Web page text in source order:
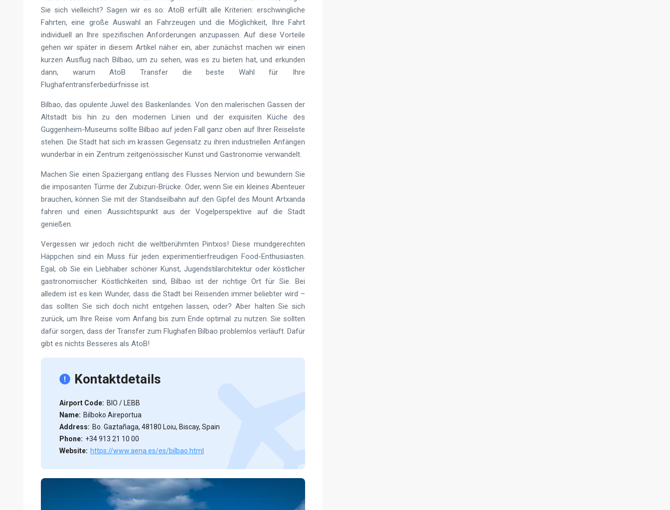
Sie sich vielleicht? Sagen wir es so: AtoB erfüllt alle Kriterien: erschwingliche
Fahrten, eine große Auswahl an Fahrzeugen und die Möglichkeit, Ihre Fahrt
individuell an Ihre spezifischen Anforderungen anzupassen. Auf diese Vorteile
gehen wir später in diesem Artikel näher ein, aber zunächst machen wir einen
kurzen Ausflug nach Bilbao, um zu sehen, was es zu bieten hat, und erkunden
dann, warum AtoB Transfer die beste Wahl für Ihre
Flughafentransferbedürfnisse ist.
Bilbao, das opulente Juwel des Baskenlandes. Von den malerischen Gassen der
Altstadt bis hin zu den modernen Linien und der exquisiten Küche des
Guggenheim-Museums sollte Bilbao auf jeden Fall ganz oben auf Ihrer Reiseliste
stehen. Die Stadt hat sich im krassen Gegensatz zu ihren industriellen Anfängen
wunderbar in ein Zentrum zeitgenössischer Kunst und Gastronomie verwandelt.
Machen Sie einen Spaziergang entlang des Flusses Nervion und bewundern Sie
die imposanten Türme der Zubizuri-Brücke. Oder, wenn Sie ein kleines Abenteuer
brauchen, können Sie mit der Standseilbahn auf den Gipfel des Mount Artxanda
fahren und einen Aussichtspunkt aus der Vogelperspektive auf die Stadt
genießen.
Vergessen wir jedoch nicht die weltberühmten Pintxos! Diese mundgerechten
Häppchen sind ein Muss für jeden experimentierfreudigen Food-Enthusiasten.
Egal, ob Sie ein Liebhaber schöner Kunst, Jugendstilarchitektur oder köstlicher
gastronomischer Köstlichkeiten sind, Bilbao ist der richtige Ort für Sie. Bei
alledem ist es kein Wunder, dass die Stadt bei Reisenden immer beliebter wird –
das sollten Sie sich doch nicht entgehen lassen, oder? Aber halten Sie sich
zurück, um Ihre Reise vom Anfang bis zum Ende optimal zu nutzen. Sie sollten
dafür sorgen, dass der Transfer zum Flughafen Bilbao problemlos verläuft. Dafür
gibt es nichts Besseres als AtoB!
Kontaktdetails
Airport Code: BIO / LEBB
Name: Bilboko Aireportua
Address: Bo. Gaztañaga, 48180 Loiu, Biscay, Spain
Phone: +34 913 21 10 00
Website: https://www.aena.es/es/bilbao.html